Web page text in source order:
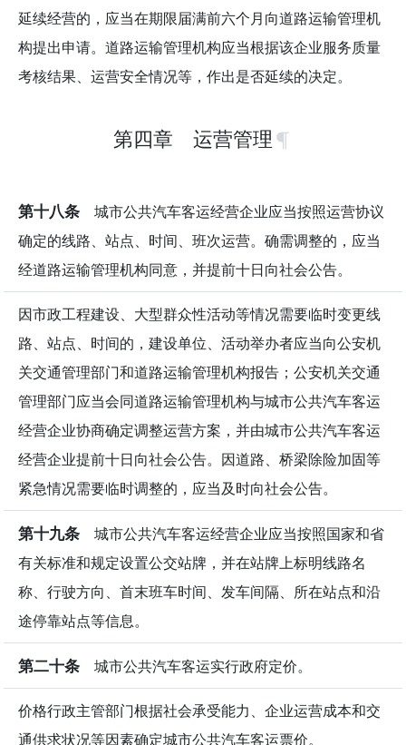
延续经营的，应当在期限届满前六个月向道路运输管理机
构提出申请。道路运输管理机构应当根据该企业服务质量
考核结果、运营安全情况等，作出是否延续的决定。
第四章 运营管理
第十八条 城市公共汽车客运经营企业应当按照运营协议
确定的线路、站点、时间、班次运营。确需调整的，应当
经道路运输管理机构同意，并提前十日向社会公告。
因市政工程建设、大型群众性活动等情况需要临时变更线
路、站点、时间的，建设单位、活动举办者应当向公安机
关交通管理部门和道路运输管理机构报告；公安机关交通
管理部门应当会同道路运输管理机构与城市公共汽车客运
经营企业协商确定调整运营方案，并由城市公共汽车客运
经营企业提前十日向社会公告。因道路、桥梁除险加固等
紧急情况需要临时调整的，应当及时向社会公告。
第十九条 城市公共汽车客运经营企业应当按照国家和省
有关标准和规定设置公交站牌，并在站牌上标明线路名
称、行驶方向、首末班车时间、发车间隔、所在站点和沿
途停靠站点等信息。
第二十条 城市公共汽车客运实行政府定价。
价格行政主管部门根据社会承受能力、企业运营成本和交
通供求状况等因素确定城市公共汽车客运票价。